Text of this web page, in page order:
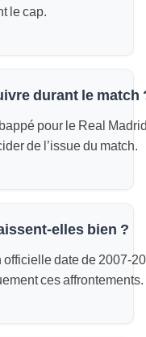
le cap.
durant le match
pour le Real
de l’issue du match.
bien ?
date de
ces affrontements.